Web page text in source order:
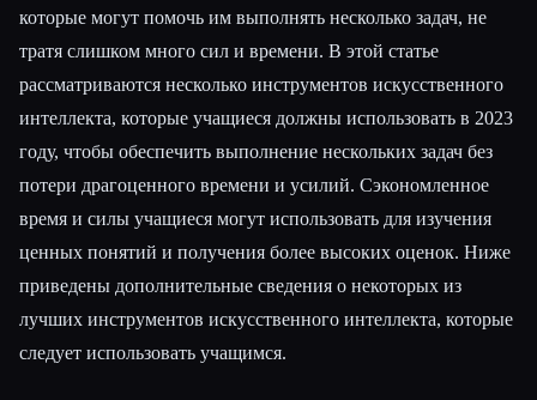
которые могут помочь им выполнять несколько задач, не
тратя слишком много сил и времени. В этой статье
рассматриваются несколько инструментов искусственного
интеллекта, которые учащиеся должны использовать в 2023
году, чтобы обеспечить выполнение нескольких задач без
потери драгоценного времени и усилий. Сэкономленное
время и силы учащиеся могут использовать для изучения
ценных понятий и получения более высоких оценок. Ниже
приведены дополнительные сведения о некоторых из
лучших инструментов искусственного интеллекта, которые
следует использовать учащимся.